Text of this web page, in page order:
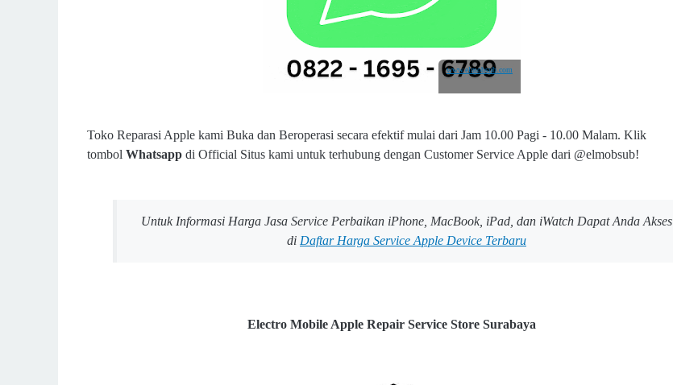
www.elmobsub.com
Toko Reparasi Apple kami Buka dan Beroperasi secara efektif mulai dari Jam 10.00 Pagi - 10.00 Malam. Klik
tombol Whatsapp di Official Situs kami untuk terhubung dengan Customer Service Apple dari @elmobsub!
Untuk Informasi Harga Jasa Service Perbaikan iPhone, MacBook, iPad, dan iWatch Dapat Anda Akses
di Daftar Harga Service Apple Device Terbaru
Electro Mobile Apple Repair Service Store Surabaya